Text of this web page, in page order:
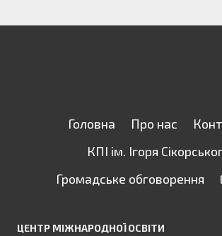
Головна Про нас
КПІ ім. Ігоря
Громадське обговорення
ЦЕНТР МІЖНАРОДНОЇ ОСВІТИ